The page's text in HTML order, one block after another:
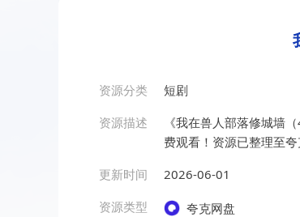
资源分类
短剧
资源描述
《我在兽人部落修城墙
费观看！资源已整理至
更新时间
2026-06-01
资源类型
夸克网盘